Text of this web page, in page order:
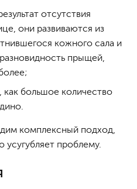
отсутствия
они развиваются из
кожного сала и
прыщей,
большое количество
комплексный подход,
усугубляет проблему.